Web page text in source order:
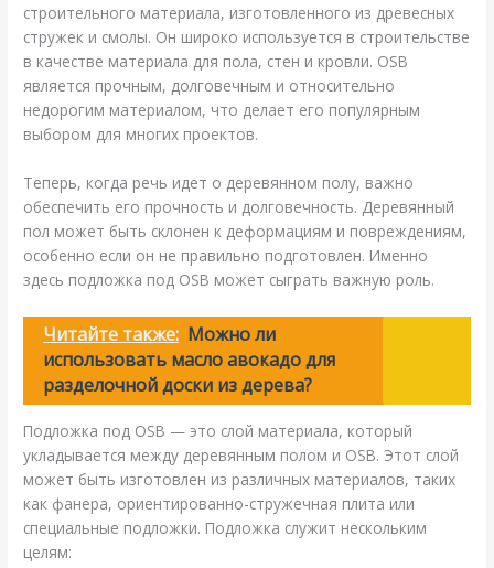
строительного материала, изготовленного из древесных
стружек и смолы. Он широко используется в строительстве
в качестве материала для пола, стен и кровли. OSB
является прочным, долговечным и относительно
недорогим материалом, что делает его популярным
выбором для многих проектов.
Теперь, когда речь идет о деревянном полу, важно
обеспечить его прочность и долговечность. Деревянный
пол может быть склонен к деформациям и повреждениям,
особенно если он не правильно подготовлен. Именно
здесь подложка под OSB может сыграть важную роль.
Читайте также: Можно ли
использовать масло авокадо для
разделочной доски из дерева?
Подложка под OSB — это слой материала, который
укладывается между деревянным полом и OSB. Этот слой
может быть изготовлен из различных материалов, таких
как фанера, ориентированно-стружечная плита или
специальные подложки. Подложка служит нескольким
целям: